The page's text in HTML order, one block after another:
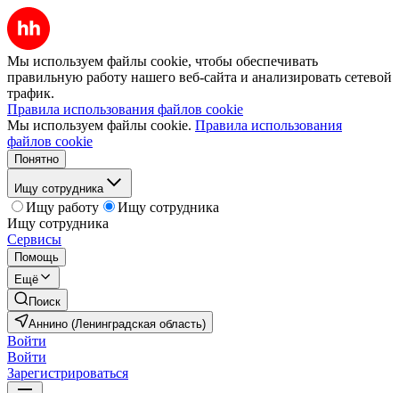
Мы используем файлы cookie, чтобы обеспечивать
правильную работу нашего веб-сайта и анализировать сетевой
трафик.
Правила использования файлов cookie
Мы используем файлы cookie. Правила использования
файлов cookie
Понятно
Ищу сотрудника
Ищу работу
Ищу сотрудника
Ищу сотрудника
Сервисы
Помощь
Ещё
Поиск
Аннино (Ленинградская область)
Войти
Войти
Зарегистрироваться